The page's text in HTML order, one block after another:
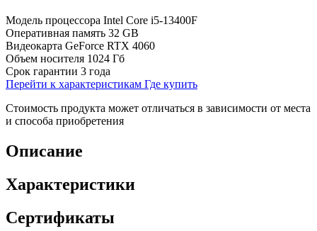
Модель процессора Intel Core i5-13400F
Оперативная память 32 GB
Видеокарта GeForce RTX 4060
Объем носителя 1024 Гб
Срок гарантии 3 года
Перейти к характеристикам Где купить
Стоимость продукта может отличаться в зависимости от места
и способа приобретения
Описание
Характеристики
Сертификаты